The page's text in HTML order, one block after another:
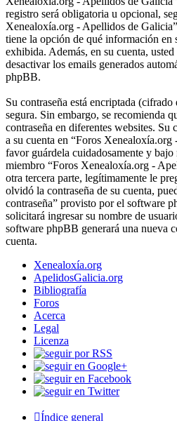
registro será obligatoria u opcional,
Xenealoxía.org - Apellidos de
tiene la opción de qué información en
exhibida. Además, en su cuenta,
desactivar los emails generados
phpBB.
Su contraseña está encriptada
segura. Sin embargo, se recomienda
contraseña en diferentes websites. Su
a su cuenta en “Foros
favor guárdela cuidadosamente y
miembro “Foros Xenealoxía.org -
otra tercera parte, legítimamente le
olvidó la contraseña de su cuenta,
contraseña” provisto por el software
solicitará ingresar su nombre de
software phpBB generará una nueva
cuenta.
Xenealoxía.org
ApelidosGalicia.org
Bibliografía
Foros
Acerca
Legal
Licenza
Índice general